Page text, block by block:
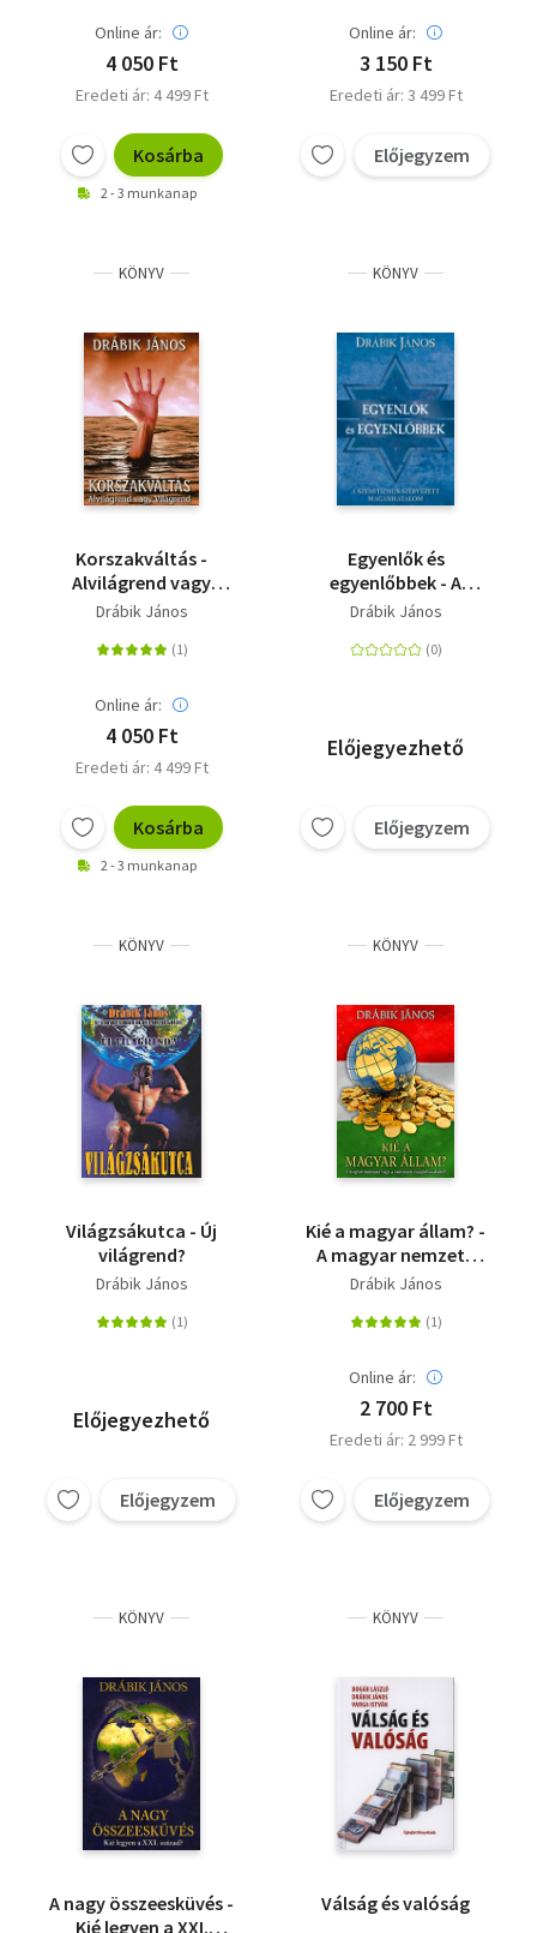
Online ár:
4 050 Ft
Eredeti ár: 4 499 Ft
Kosárba
2 - 3 munkanap
Online ár:
3 150 Ft
Eredeti ár: 3 499 Ft
Előjegyzem
KÖNYV
Korszakváltás -
Alvilágrend vagy
világrend
Drábik János
Online ár:
4 050 Ft
Eredeti ár: 4 499 Ft
Kosárba
2 - 3 munkanap
KÖNYV
Egyenlők és
egyenlőbbek - A
szemitizmus
magánhatalom
Drábik János
Előjegyezhető
Előjegyzem
KÖNYV
Világzsákutca - Új
világrend?
Drábik János
Előjegyezhető
Előjegyzem
KÖNYV
Kié a magyar állam? -
A magyar nemzeté
vagy a szervezett
Drábik János
Online ár:
2 700 Ft
Eredeti ár: 2 999 Ft
Előjegyzem
KÖNYV
A nagy összeesküvés -
Kié legyen a XXI.
KÖNYV
Válság és valóság